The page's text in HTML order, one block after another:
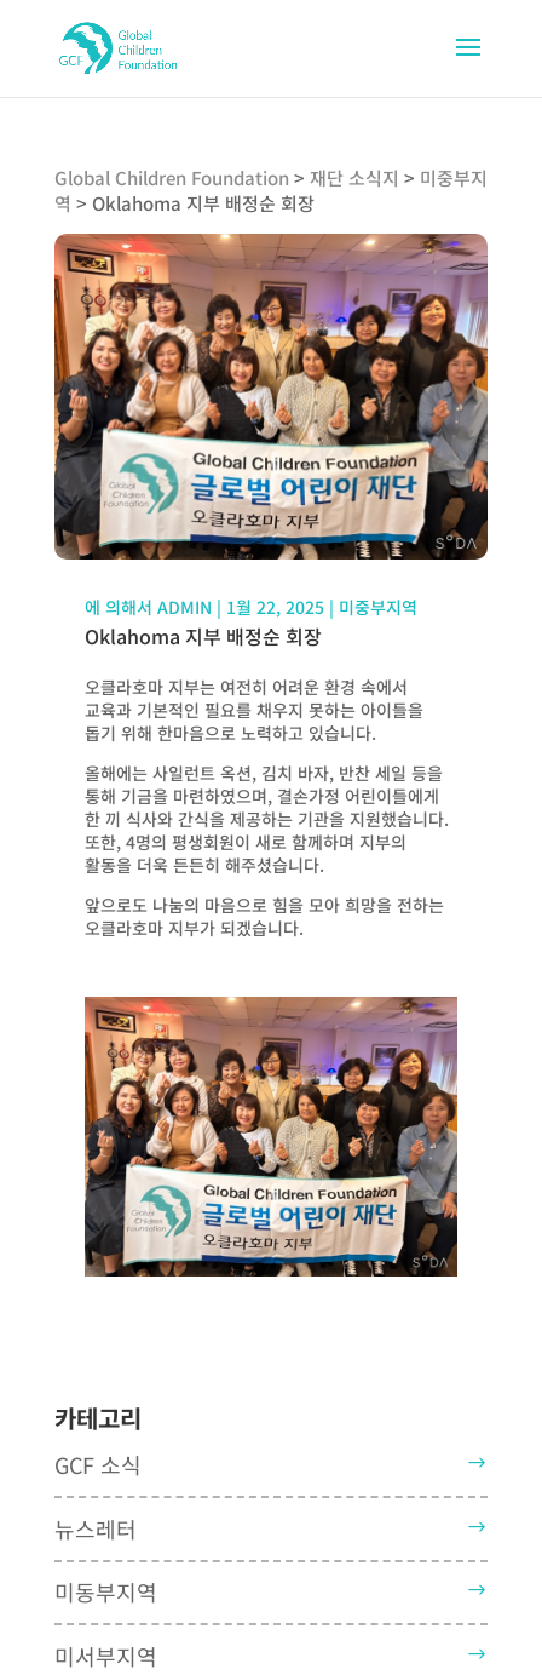
Global Children Foundation > 재단 소식지 > 미중부지
역 > Oklahoma 지부 배정순 회장
에 의해서 ADMIN | 1월 22, 2025| 미중부지역
Oklahoma 지부 배정순 회장
오클라호마 지부는 여전히 어려운 환경 속에서
교육과 기본적인 필요를 채우지 못하는 아이들을
돕기 위해 한마음으로 노력하고 있습니다.
올해에는 사일런트 옥션, 김치 바자, 반찬 세일 등을
통해 기금을 마련하였으며, 결손가정 어린이들에게
한 끼 식사와 간식을 제공하는 기관을 지원했습니다.
또한, 4명의 평생회원이 새로 함께하며 지부의
활동을 더욱 든든히 해주셨습니다.
앞으로도 나눔의 마음으로 힘을 모아 희망을 전하는
오클라호마 지부가 되겠습니다.
카테고리
GCF 소식
뉴스레터
미동부지역
미서부지역